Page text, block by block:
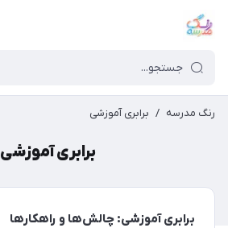
رنگ مدرسه / برابری آموزشی
برابری آموزشی
برابری آموزشی: چالش‌ها و راهکارها